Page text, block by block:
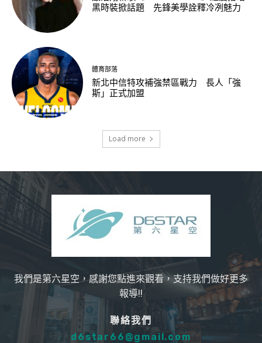
黑時裝掀話題 先鋒美學詮釋冷冽魅力
體育部落
新北中信特攻補強禁區戰力 長人「強
斯」正式加盟
Load more
我們是第六星空，感謝您點進來觀看，支持我們做好更多
報導!!
聯絡我們
d6star66@gmail.com